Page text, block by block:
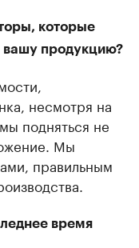
которые
вашу продукцию?
несмотря на
подняться не
Мы
правильным
время